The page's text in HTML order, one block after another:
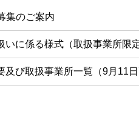
のご案内
に係る様式（取扱事業所限定
び取扱事業所一覧（9月11日